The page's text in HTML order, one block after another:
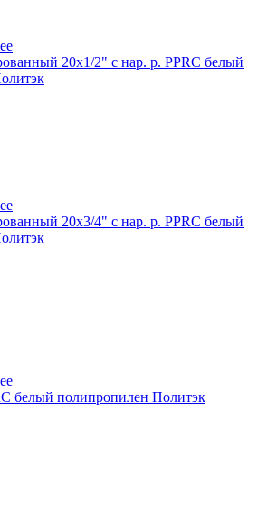
20х1/2" с нар. р. PPRC белый
20х3/4" с нар. р. PPRC белый
белый полипропилен Политэк